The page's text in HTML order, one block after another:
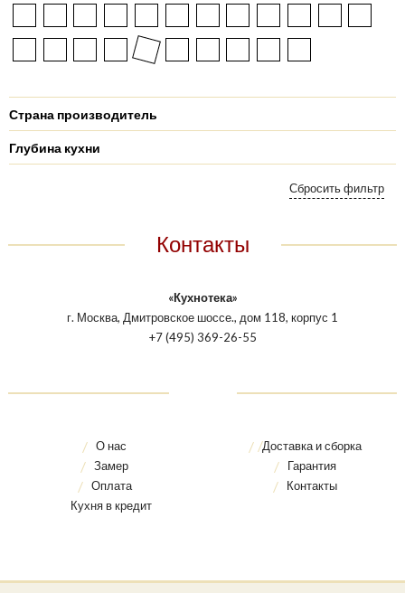
Страна производитель
Глубина кухни
Контакты
«Кухнотека»
г. Москва, Дмитровское шоссе., дом 118, корпус 1
+7 (495) 369-26-55
О нас
Замер
Оплата
Кухня в кредит
Доставка и сборка
Гарантия
Контакты